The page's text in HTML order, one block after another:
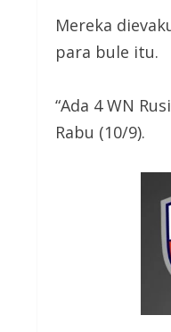
Mereka
para bule itu.
“Ada 4 WN
Rabu (10/9).